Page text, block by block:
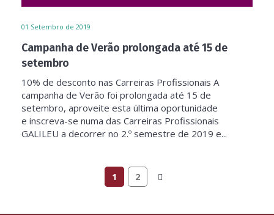
01 Setembro de 2019
Campanha de Verão prolongada até 15 de
setembro
10% de desconto nas Carreiras Profissionais A
campanha de Verão foi prolongada até 15 de
setembro, aproveite esta última oportunidade
e inscreva-se numa das Carreiras Profissionais
GALILEU a decorrer no 2.º semestre de 2019 e...
1 2